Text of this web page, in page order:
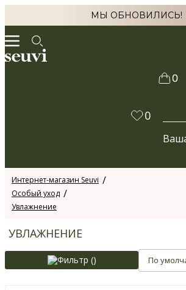
МЫ ОБНОВИЛИСЬ!
0
0
Интернет-магазин Seuvi
Особый уход
Увлажнение
УВЛАЖНЕНИЕ
Фильтр () По